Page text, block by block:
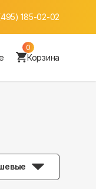
185-02-02
0
Корзина